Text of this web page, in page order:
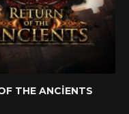
THE ANCIENTS